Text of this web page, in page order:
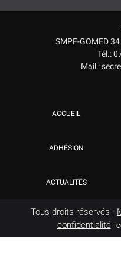
SMPF-GOMED
Tél.:
Mail :
ACCUEIL
ADHÉSION
ACTUALITÉS
Tous droits réservés -
confidentialité-